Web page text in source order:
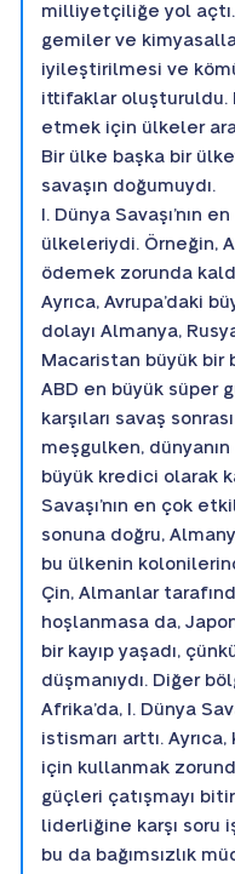
milliyetçiliğe yol açtı.
gemiler ve
iyileştirilmesi ve
ittifaklar oluşturuldu.
etmek için ülkeler
Bir ülke başka bir
savaşın doğumuydı.
I. Dünya Savaşı’nın
ülkeleriydi. Örneğin,
ödemek zorunda
Ayrıca, Avrupa’daki
dolayı Almanya,
Macaristan büyük bir
ABD en büyük süper
karşıları savaş
meşgulken,
büyük kredici olarak
Savaşı’nın en çok
sonuna doğru,
bu ülkenin
Çin, Almanlar
hoşlanmasa da,
bir kayıp yaşadı,
düşmanıydı. Diğer
Afrika’da, I. Dünya
istismarı arttı.
için kullanmak
güçleri çatışmayı
liderliğine karşı soru
bu da bağımsızlık